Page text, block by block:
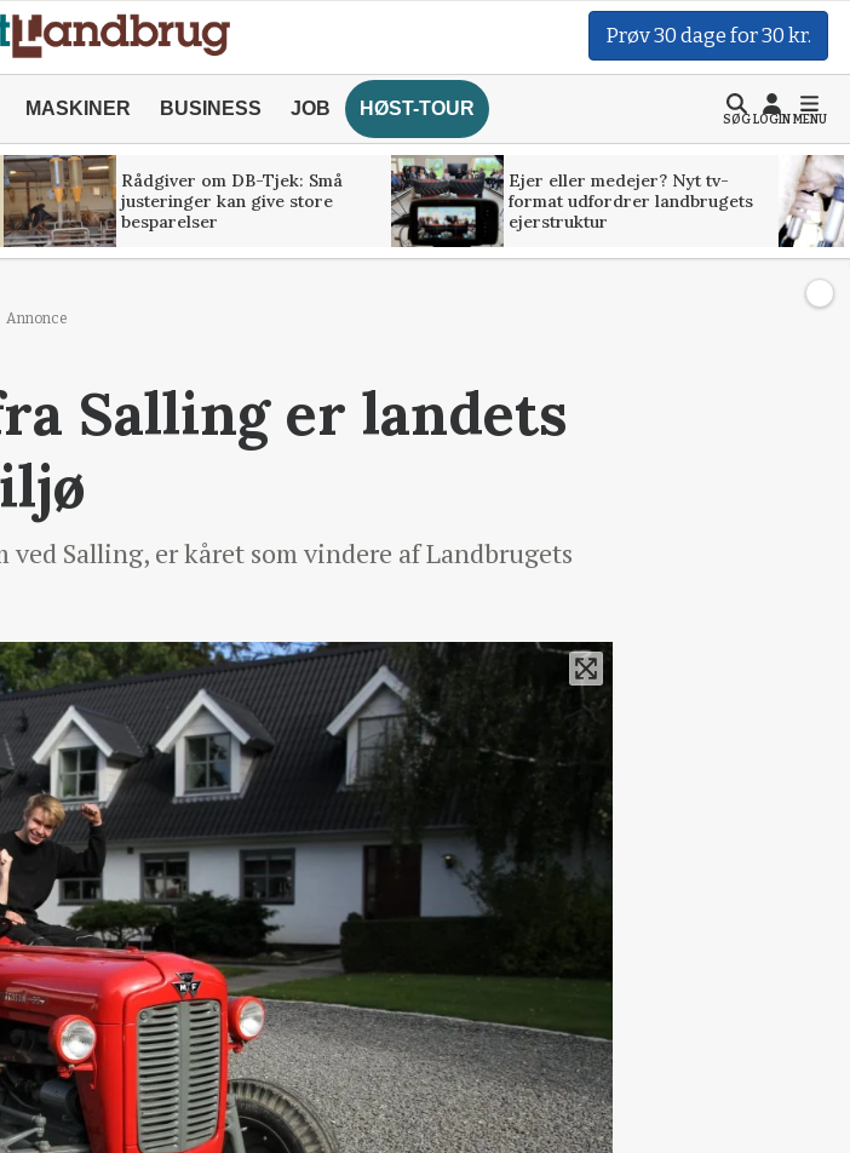
Prøv 30 dage for 30 kr.
MASKINER BUSINESS JOB HØST-TOUR
SØGLOGINMENU
Rådgiver om DB-Tjek: Små
justeringer kan give store
besparelser
Ejer eller medejer? Nyt tv-
format udfordrer landbrugets
ejerstruktur
Annonce
Salling er landets
Salling, er kåret som vindere af Landbrugets